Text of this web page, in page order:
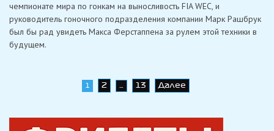
с
Ферстаппеном
возможностях
гиперкаров
чемпионате мира по гонкам на выносливость FIA WEC, и
руководитель гоночного подразделения компании Марк Рашбрук
был бы рад увидеть Макса Ферстаппена за рулем этой техники в
будущем.
записям
2 13 Далее